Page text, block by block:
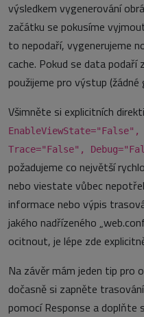
výsledkem vygenerování
začátku se pokusíme
to nepodaří, vygenerujeme
cache. Pokud se data
použijeme pro výstup (žádné
Všimněte si explicitních
Trace="False",
požadujeme co největší
nebo viestate vůbec
informace nebo výpis
jakého nadřízeného
ocitnout, je lépe zde
Na závěr mám jeden tip pro
dočasně si zapněte
pomocí Response a doplňte